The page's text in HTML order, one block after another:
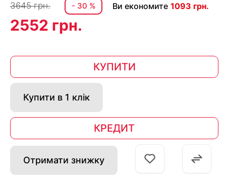
3645 грн. - 30 % Ви економите 1093 грн.
2552 грн.
КУПИТИ
Купити в 1 клік
КРЕДИТ
Отримати знижку